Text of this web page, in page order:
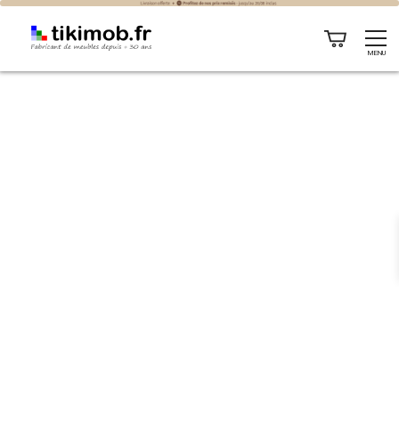
MENU
4 astuces pour créer un espace nuit plus responsable chez